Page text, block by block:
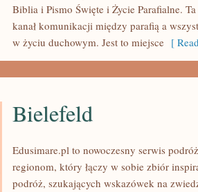
BŁOGOSŁAWIENI
Biblia i Pismo Święte i Życie Parafialne.
kanał komunikacji między parafią a
w życiu duchowym. Jest to miejsce [
Bielefeld
Edusimare.pl to nowoczesny serwis
regionom, który łączy w sobie zbiór
podróż, szukających wskazówek na